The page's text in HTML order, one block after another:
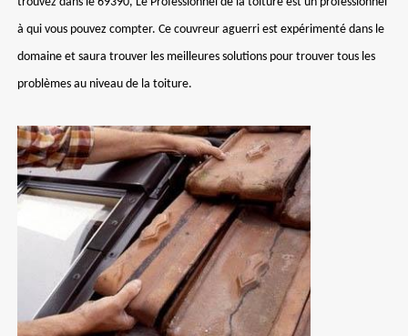
à qui vous pouvez compter. Ce couvreur aguerri est expérimenté dans le
domaine et saura trouver les meilleures solutions pour trouver tous les
problèmes au niveau de la toiture.